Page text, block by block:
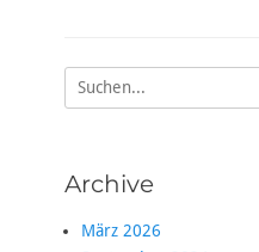
Suche
nach:
Archive
März 2026